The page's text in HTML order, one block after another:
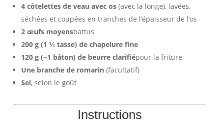
4 côtelettes de veau avec os(avec la longe), lavées,
séchées et coupées en tranches de l’épaisseur de l’os
2 œufs moyensbattus
200 g (1 ⅓ tasse) de chapelure fine
120 g (~1 bâton) de beurre clarifiépour la friture
Une branche de romarin(facultatif)
Sel, selon le goût
Instructions